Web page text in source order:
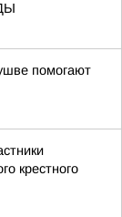
помогают
крестного